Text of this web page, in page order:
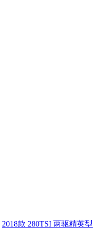
2018款 280TSI 两驱精英型